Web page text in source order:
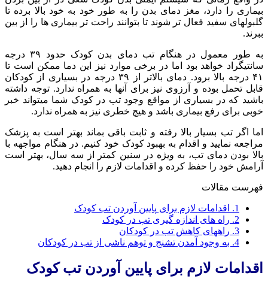
بیماری را دارد، مغز دمای بدن را به طور خود به خود بالا برده تا
گلبولهای سفید فعال تر شوند تا بتوانند راحت تر بیماری ها را از بین
ببرند.
به طور معمول در هنگام تب دمای بدن کودک حدود ۳۹ درجه
سانتیگراد خواهد بود اما در برخی موارد نیز این دما ممکن است تا
۴۱ درجه بالا برود. دمای بالاتر از ۳۹ درجه در بسیاری از کودکان
قابل تحمل بوده و آرزوی نیز برای آنها به همراه ندارد. توجه داشته
باشید که در بسیاری از مواقع وجود تب در کودک شما میتواند خبر
خوبی برای رفع بیماری باشد و هیچ خطری نیز به همراه ندارد.
اما اگر تب بسیار بالا رفته و ثابت باقی بماند بهتر است به پزشک
مراجعه نمایید و اقدام به بهبود کودک خود کنیم. در هنگام مواجهه با
بالا بودن دمای تب، به ویژه در سنین کمتر از سه سال، بهتر است
آرامش خود را حفظ کرده و اقدامات لازم را انجام دهید.
فهرست مقالات
1.
اقدامات لازم برای پایین آوردن تب کودک
2. راه های اندازه گیری تب در کودک
3. راههای کاهش تب در کودکان
4. به وجود آمدن تشنج و توهم ناشی از تب در کودکان
اقدامات لازم برای پایین آوردن تب کودک